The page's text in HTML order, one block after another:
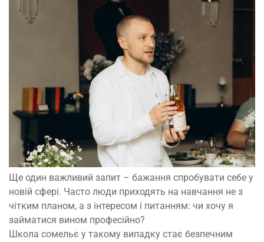
Ще один важливий запит – бажання спробувати себе у
новій сфері. Часто люди приходять на навчання не з
чітким планом, а з інтересом і питанням: чи хочу я
займатися вином професійно?
Школа сомельє у такому випадку стає безпечним